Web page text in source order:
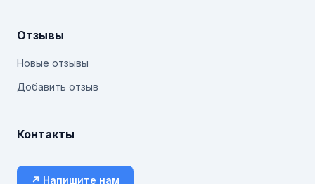
Отзывы
Новые отзывы
Добавить отзыв
Контакты
↗ Напишите нам